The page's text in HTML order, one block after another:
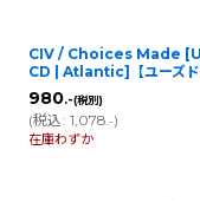
CIV / Choices Made
CD | Atlantic]【ユーズ
980.-(税別)
(税込: 1,078 .-)
在庫わずか